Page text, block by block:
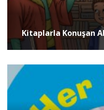
Kitaplarla Konuşan